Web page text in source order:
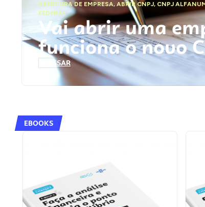
ABERTURA DE EMPRESA,ABRIR CNPJ, CNPJ
FEDERAL
Vai abrir uma
funciona o novo
ACESSAR
EBOOKS